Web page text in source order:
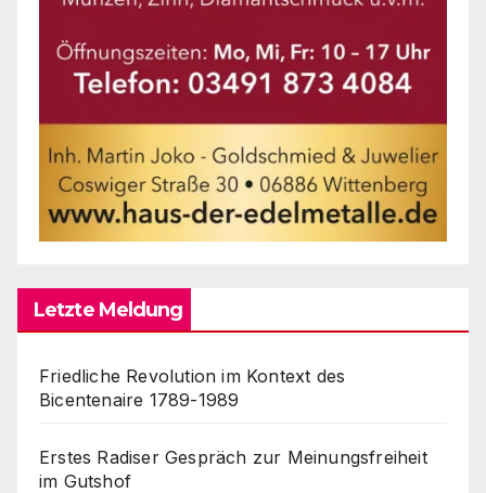
Letzte Meldung
Friedliche Revolution im Kontext des
Bicentenaire 1789-1989
Erstes Radiser Gespräch zur Meinungsfreiheit
im Gutshof